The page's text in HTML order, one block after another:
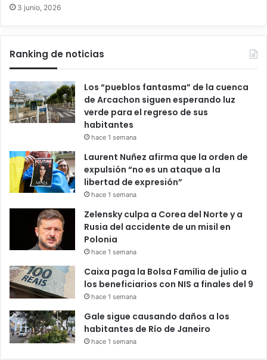
3 junio, 2026
Ranking de noticias
Los “pueblos fantasma” de la cuenca
de Arcachon siguen esperando luz
verde para el regreso de sus
habitantes
hace 1 semana
Laurent Nuñez afirma que la orden de
expulsión “no es un ataque a la
libertad de expresión”
hace 1 semana
Zelensky culpa a Corea del Norte y a
Rusia del accidente de un misil en
Polonia
hace 1 semana
Caixa paga la Bolsa Família de julio a
los beneficiarios con NIS a finales del 9
hace 1 semana
Gale sigue causando daños a los
habitantes de Río de Janeiro
hace 1 semana